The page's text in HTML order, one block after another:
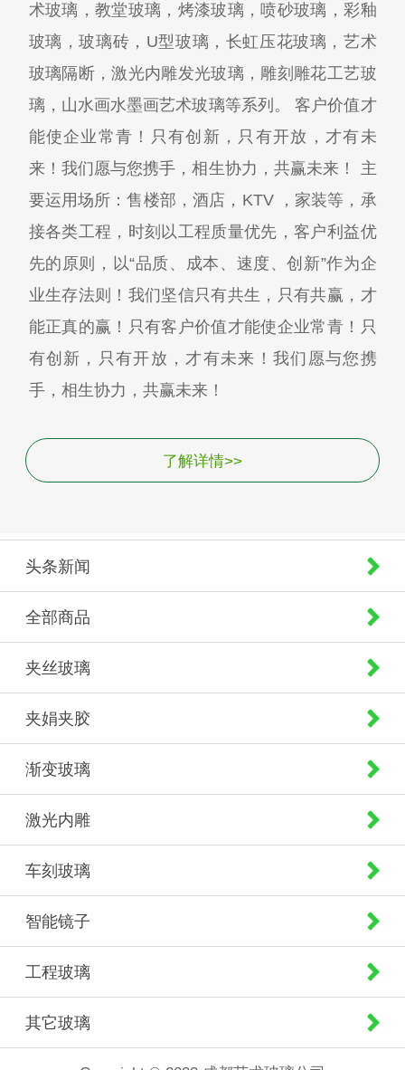
术玻璃，教堂玻璃，烤漆玻璃，喷砂玻璃，彩釉
玻璃，玻璃砖，U型玻璃，长虹压花玻璃，艺术
玻璃隔断，激光内雕发光玻璃，雕刻雕花工艺玻
璃，山水画水墨画艺术玻璃等系列。 客户价值才
能使企业常青！只有创新，只有开放，才有未
来！我们愿与您携手，相生协力，共赢未来！ 主
要运用场所：售楼部，酒店，KTV ，家装等，承
接各类工程，时刻以工程质量优先，客户利益优
先的原则，以“品质、成本、速度、创新”作为企
业生存法则！我们坚信只有共生，只有共赢，才
能正真的赢！只有客户价值才能使企业常青！只
有创新，只有开放，才有未来！我们愿与您携
手，相生协力，共赢未来！
了解详情>>
头条新闻
全部商品
夹丝玻璃
夹娟夹胶
渐变玻璃
激光内雕
车刻玻璃
智能镜子
工程玻璃
其它玻璃